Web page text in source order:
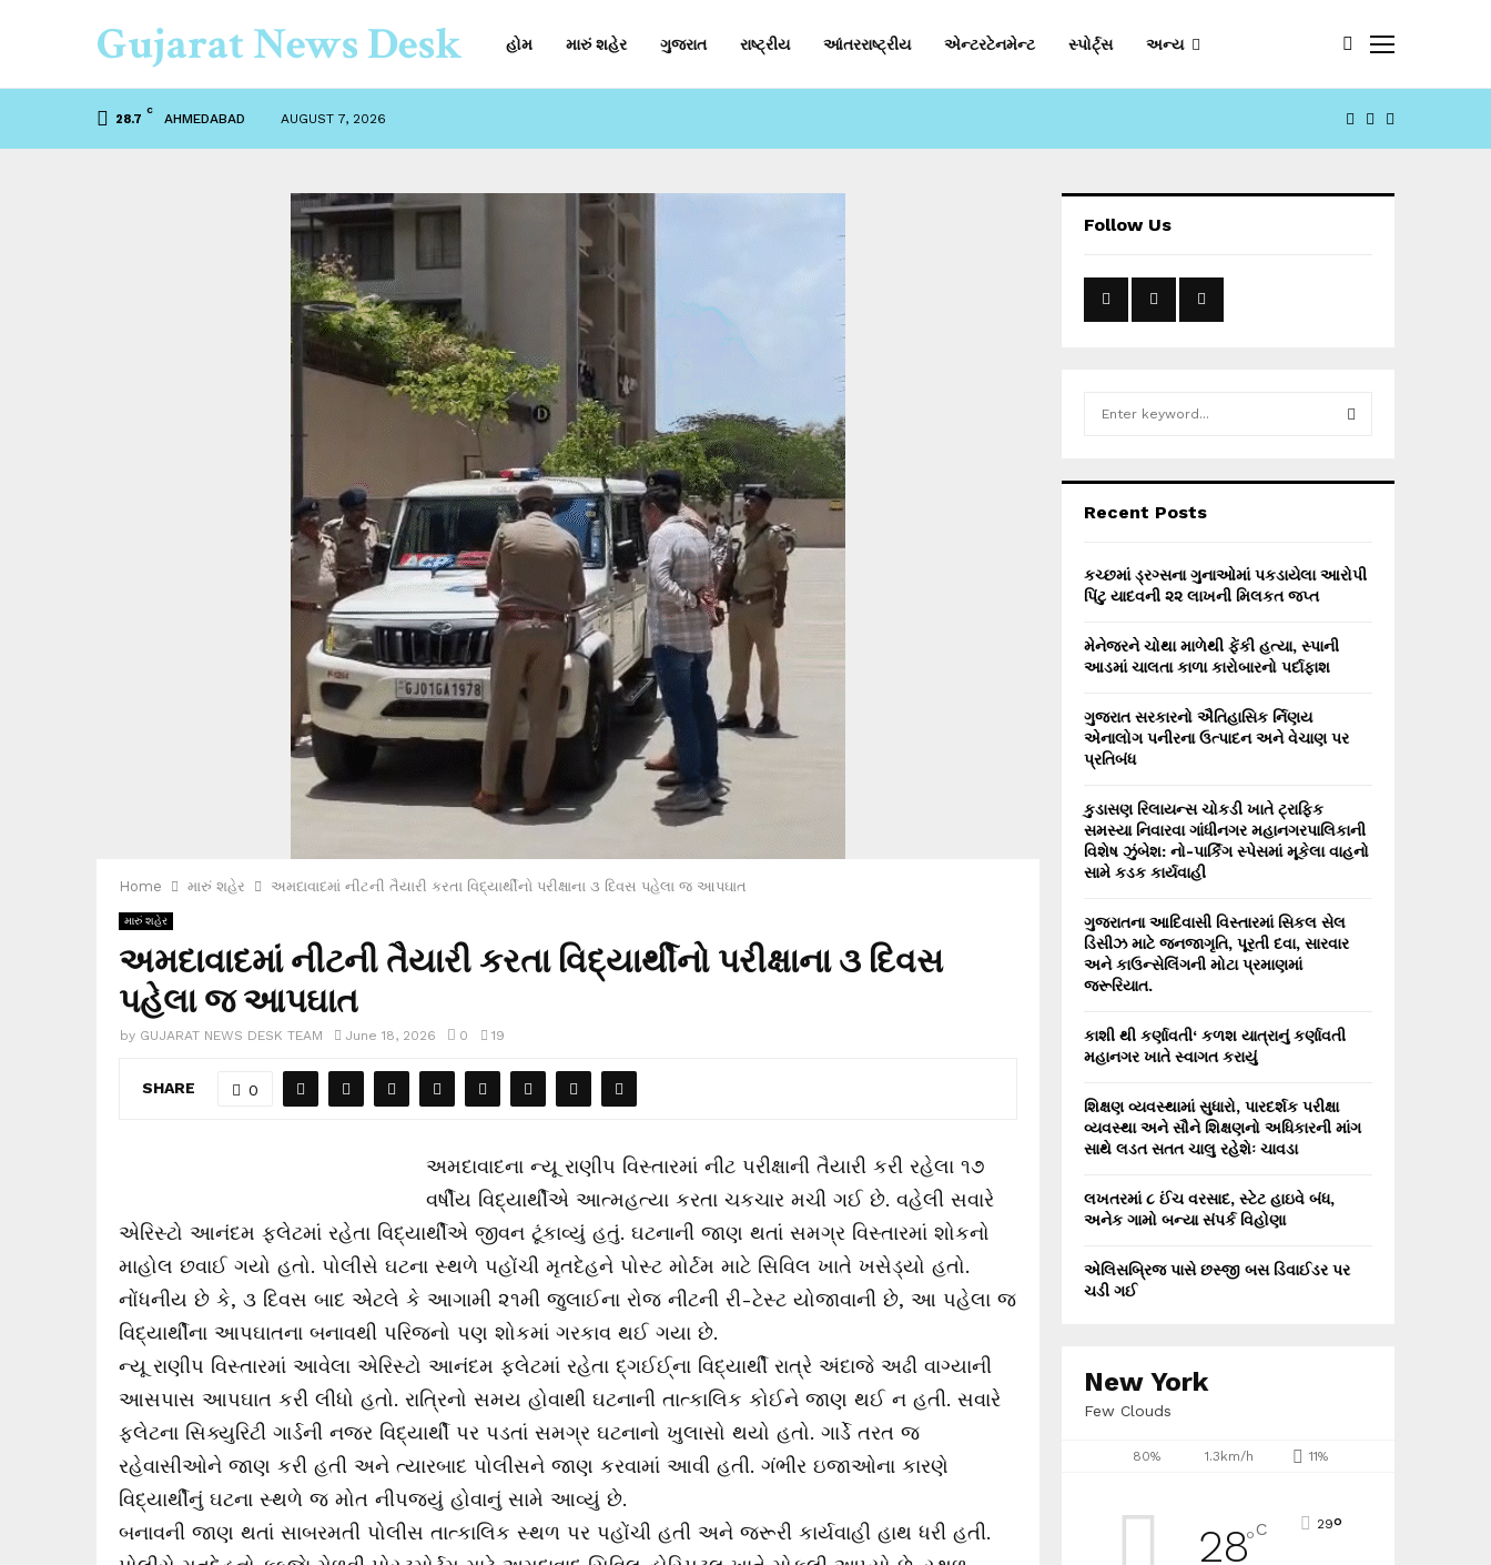
Gujarat News Desk હોમ મારું શહેર ગુજરાત રાષ્ટ્રીય આંતરરાષ્ટ્રીય એન્ટરટેનમેન્ટ સ્પોર્ટ્સ અન્ય
28.7
C
AHMEDABAD AUGUST 7, 2026 FACEBOOK
YOUTUBE
Home મારું શહેર અમદાવાદમાં નીટની તૈયારી કરતા વિદ્યાર્થીનો પરીક્ષાના ૩ દિવસ પહેલા જ આપઘાત
મારું શહેર
અમદાવાદમાં નીટની તૈયારી કરતા વિદ્યાર્થીનો પરીક્ષાના ૩ દિવસ
પહેલા જ આપઘાત
by GUJARAT NEWS DESK TEAM June 18, 2026 0 19
SHARE 0
અમદાવાદના ન્યૂ રાણીપ વિસ્તારમાં નીટ પરીક્ષાની તૈયારી કરી રહેલા ૧૭
વર્ષીય વિદ્યાર્થીએ આત્મહત્યા કરતા ચકચાર મચી ગઈ છે. વહેલી સવારે
એરિસ્ટો આનંદમ ફલેટમાં રહેતા વિદ્યાર્થીએ જીવન ટૂંકાવ્યું હતું. ઘટનાની જાણ થતાં સમગ્ર વિસ્તારમાં શોકનો
માહોલ છવાઈ ગયો હતો. પોલીસે ઘટના સ્થળે પહોંચી મૃતદેહને પોસ્ટ મોર્ટમ માટે સિવિલ ખાતે ખસેડ્યો હતો.
નોંધનીય છે કે, ૩ દિવસ બાદ એટલે કે આગામી ૨૧મી જુલાઈના રોજ નીટની રી-ટેસ્ટ યોજાવાની છે, આ પહેલા જ
વિદ્યાર્થીના આપઘાતના બનાવથી પરિજનો પણ શોકમાં ગરકાવ થઈ ગયા છે.
ન્યૂ રાણીપ વિસ્તારમાં આવેલા એરિસ્ટો આનંદમ ફ્લેટમાં રહેતા દ્ગઈઈ્ના વિદ્યાર્થી રાત્રે અંદાજે અઢી વાગ્યાની
આસપાસ આપઘાત કરી લીધો હતો. રાત્રિનો સમય હોવાથી ઘટનાની તાત્કાલિક કોઈને જાણ થઈ ન હતી. સવારે
ફલેટના સિક્યુરિટી ગાર્ડની નજર વિદ્યાર્થી પર પડતાં સમગ્ર ઘટનાનો ખુલાસો થયો હતો. ગાર્ડે તરત જ
રહેવાસીઓને જાણ કરી હતી અને ત્યારબાદ પોલીસને જાણ કરવામાં આવી હતી. ગંભીર ઇજાઓના કારણે
વિદ્યાર્થીનું ઘટના સ્થળે જ મોત નીપજ્યું હોવાનું સામે આવ્યું છે.
બનાવની જાણ થતાં સાબરમતી પોલીસ તાત્કાલિક સ્થળ પર પહોંચી હતી અને જરૂરી કાર્યવાહી હાથ ધરી હતી.
Follow Us
h
o
r
Recent Posts
કચ્છમાં ડ્રગ્સના ગુનાઓમાં પકડાયેલા આરોપી
પિંટુ યાદવની ૨૨ લાખની મિલકત જપ્ત
મેનેજરને ચોથા માળેથી ફેંકી હત્યા, સ્પાની
આડમાં ચાલતા કાળા કારોબારનો પર્દાફાશ
ગુજરાત સરકારનો ઐતિહાસિક ર્નિણય
એનાલોગ પનીરના ઉત્પાદન અને વેચાણ પર
પ્રતિબંધ
કુડાસણ રિલાયન્સ ચોકડી ખાતે ટ્રાફિક
સમસ્યા નિવારવા ગાંધીનગર મહાનગરપાલિકાની
વિશેષ ઝુંબેશ: નો-પાર્કિંગ સ્પેસમાં મૂકેલા વાહનો
સામે કડક કાર્યવાહી
ગુજરાતના આદિવાસી વિસ્તારમાં સિકલ સેલ
ડિસીઝ માટે જનજાગૃતિ, પૂરતી દવા, સારવાર
અને કાઉન્સેલિંગની મોટા પ્રમાણમાં
જરૂરિયાત.
કાશી થી કર્ણાવતી‘ કળશ યાત્રાનું કર્ણાવતી
મહાનગર ખાતે સ્વાગત કરાયું
શિક્ષણ વ્યવસ્થામાં સુધારો, પારદર્શક પરીક્ષા
વ્યવસ્થા અને સૌને શિક્ષણનો અધિકારની માંગ
સાથે લડત સતત ચાલુ રહેશેઃ ચાવડા
લખતરમાં ૮ ઈંચ વરસાદ, સ્ટેટ હાઇવે બંધ,
અનેક ગામો બન્યા સંપર્ક વિહોણા
એલિસબ્રિજ પાસે છસ્જી બસ ડિવાઈડર પર
ચડી ગઈ
New York
Few Clouds
80% 1.3km/h 11%
28°C 29°